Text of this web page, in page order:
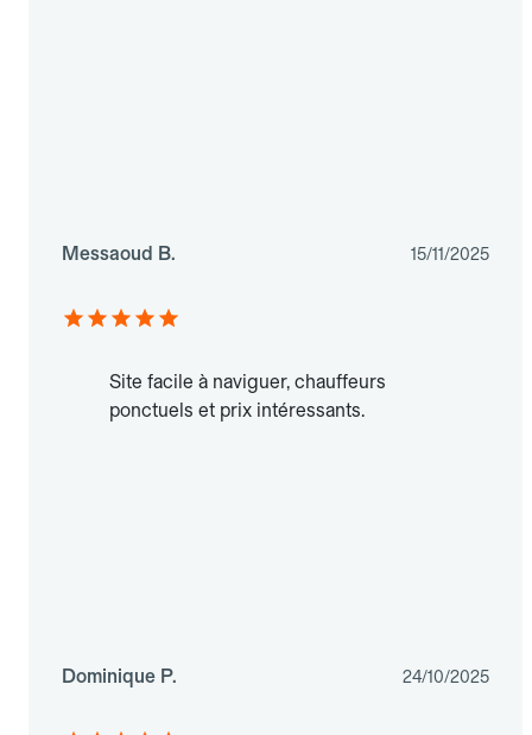
Messaoud B. 15/11/2025
Site facile à naviguer, chauffeurs
ponctuels et prix intéressants.
Dominique P. 24/10/2025